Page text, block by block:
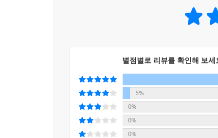
해치 씨는 민우의 “난 절대 거짓말을 하지 않아
감찰부원 해치 씨를 만난 민우는 과연 거래를 무
어떤 거짓말이 좋은 거짓말일까요? 또 거짓말
거짓말은 항상 처음보다 큰 대가를 불러들인다
잘못되어 가고 있거나, 일이 걷잡을 수 없이 돌아
지면 되는 것이에요. 이 책 속 해치 씨와 민우가 여
별점별로 리뷰를 확인해 보세
5%
0%
0%
0%